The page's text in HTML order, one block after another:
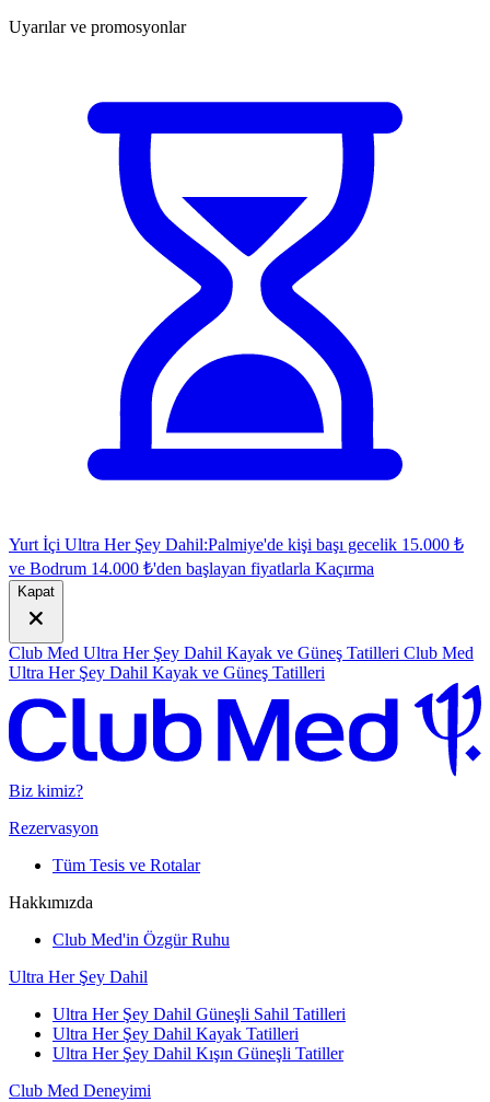
Uyarılar ve promosyonlar
Yurt İçi Ultra Her Şey Dahil:Palmiye'de kişi başı gecelik 15.000 ₺
ve Bodrum 14.000 ₺'den başlayan fiyatlarla Kaçırma
Kapat
Club Med Ultra Her Şey Dahil Kayak ve Güneş Tatilleri Club Med
Ultra Her Şey Dahil Kayak ve Güneş Tatilleri
Biz kimiz?
Rezervasyon
Tüm Tesis ve Rotalar
Hakkımızda
Club Med'in Özgür Ruhu
Ultra Her Şey Dahil
Ultra Her Şey Dahil Güneşli Sahil Tatilleri
Ultra Her Şey Dahil Kayak Tatilleri
Ultra Her Şey Dahil Kışın Güneşli Tatiller
Club Med Deneyimi